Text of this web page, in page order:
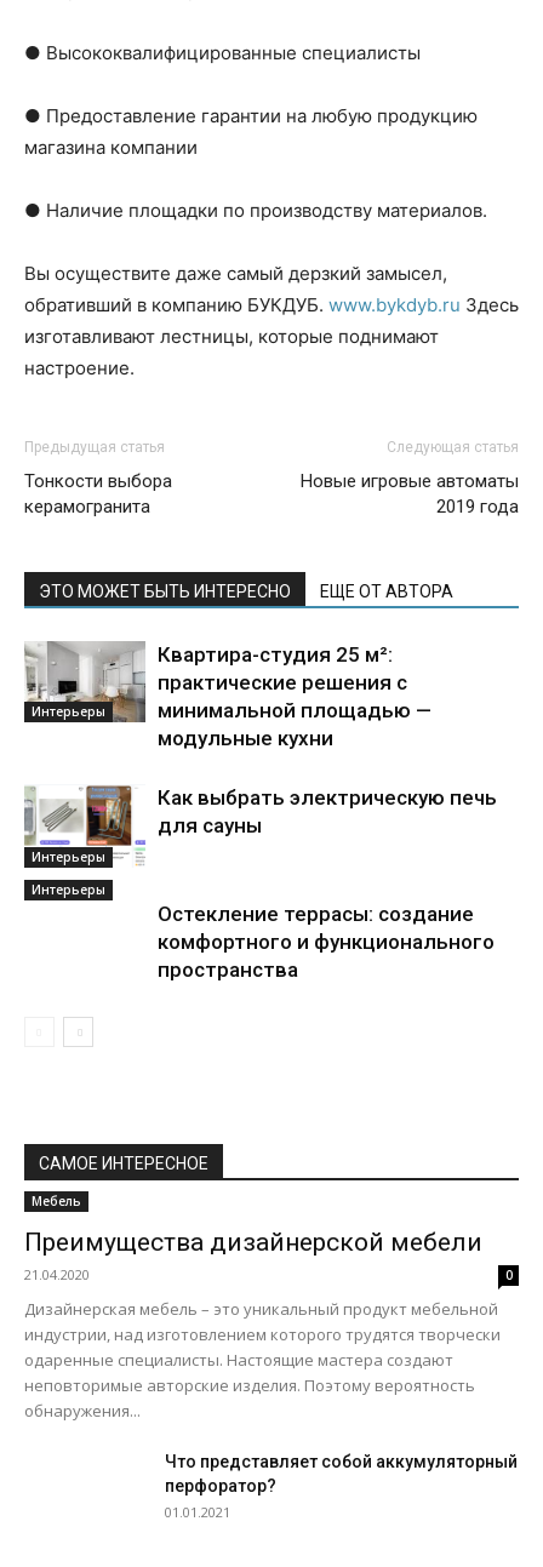
● Высококвалифицированные специалисты
● Предоставление гарантии на любую продукцию
магазина компании
● Наличие площадки по производству материалов.
Вы осуществите даже самый дерзкий замысел,
обративший в компанию БУКДУБ. www.bykdyb.ru Здесь
изготавливают лестницы, которые поднимают
настроение.
Предыдущая статья
Тонкости выбора
керамогранита
Следующая статья
Новые игровые автоматы
2019 года
ЭТО МОЖЕТ БЫТЬ ИНТЕРЕСНО ЕЩЕ ОТ АВТОРА
Интерьеры
Квартира-студия 25 м²:
практические решения с
минимальной площадью —
модульные кухни
Интерьеры
Как выбрать электрическую печь
для сауны
Интерьеры
Остекление террасы: создание
комфортного и функционального
пространства
САМОЕ ИНТЕРЕСНОЕ
Мебель
Преимущества дизайнерской мебели
21.04.2020 0
Дизайнерская мебель – это уникальный продукт мебельной
индустрии, над изготовлением которого трудятся творчески
одаренные специалисты. Настоящие мастера создают
неповторимые авторские изделия. Поэтому вероятность
обнаружения...
Что представляет собой аккумуляторный
перфоратор?
01.01.2021